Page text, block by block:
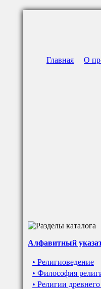
Главная О
Алфавитный
• Религиоведение
• Философия
• Религии